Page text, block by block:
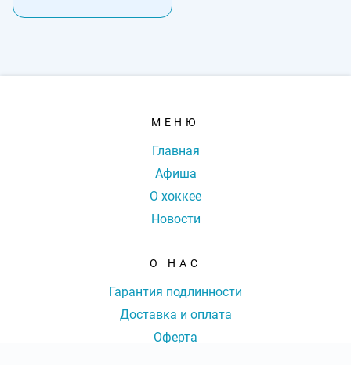
МЕНЮ
Главная
Афиша
О хоккее
Новости
О НАС
Гарантия подлинности
Доставка и оплата
Оферта